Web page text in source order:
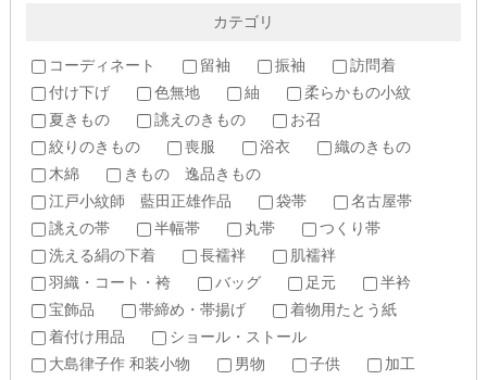
カテゴリ
コーディネート 留袖 振袖
訪問着
付け下げ
色無地 紬
柔らかもの小紋
夏きもの
誂えのきもの
お召
絞りのきもの
喪服 浴衣
織のきもの
木綿
きもの 逸品きもの
江戸小紋師 藍田正雄作品
袋帯
名古屋帯
誂えの帯
半幅帯 丸帯
つくり帯
洗える絹の下着
長襦袢
肌襦袢
羽織・コート・袴
バッグ 足元
半衿
宝飾品
帯締め・帯揚げ
着物用たとう紙
着付け用品
ショール・ストール
大島律子作 和装小物
男物 子供
加工